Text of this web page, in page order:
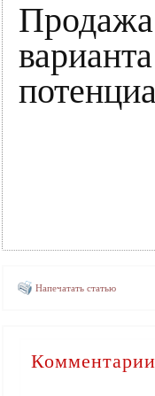
Продажа
Напечатать статью